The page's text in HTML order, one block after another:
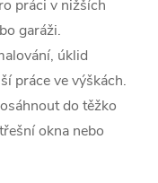
práci v nižších
garáži.
úklid
práce ve výškách.
do těžko
okna nebo